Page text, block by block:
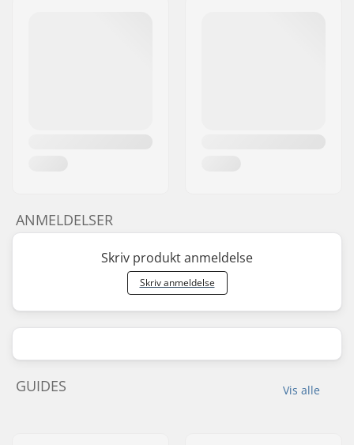
ANMELDELSER
Skriv produkt anmeldelse
Skriv anmeldelse
Vis alle
GUIDES